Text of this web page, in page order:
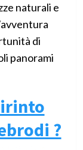
naturali e
di
panorami
?